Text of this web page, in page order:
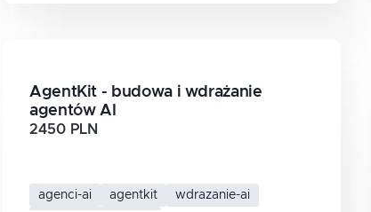
AgentKit - budowa i wdrażanie
agentów AI
2450 PLN
agenci-ai agentkit
wdrazanie-ai